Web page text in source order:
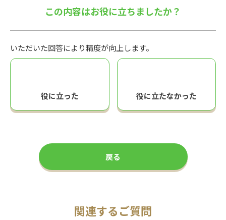
この内容はお役に立ちましたか？
いただいた回答により精度が向上します。
役に立った 役に立たなかった
戻る
関連するご質問